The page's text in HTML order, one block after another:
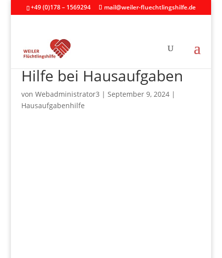
+49 (0)178 – 1569294 mail@weiler-fluechtlingshilfe.de
Hilfe bei Hausaufgaben
von Webadministrator3 | September 9, 2024|
Hausaufgabenhilfe